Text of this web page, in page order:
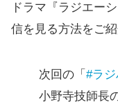
ドラマ『ラジエー
信を見る方法をご紹
次回の「 #ラ
小野寺技師長